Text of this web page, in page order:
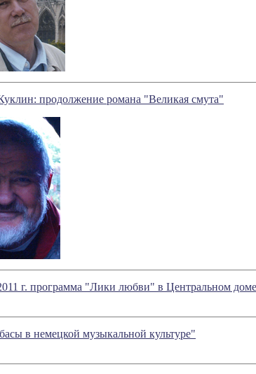
продолжение романа "Великая смута"
г. программа "Лики любви" в Центральном
в немецкой музыкальной культуре"